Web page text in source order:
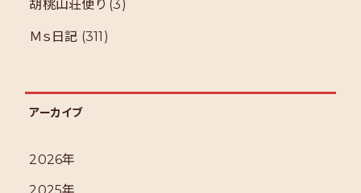
胡桃山荘便り (3)
Ｍｓ日記 (311)
アーカイブ
2026年
2025年